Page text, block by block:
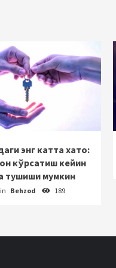
энг катта хато:
кўрсатиш кейин
тушиши мумкин
Behzod 189